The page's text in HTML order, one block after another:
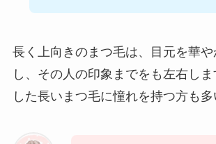
長く上向きのまつ毛は、目元を華や
し、その人の印象までをも左右しま
した長いまつ毛に憧れを持つ方も多